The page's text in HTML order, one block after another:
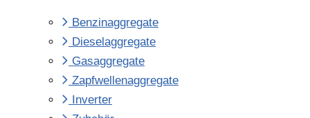
Benzinaggregate
Dieselaggregate
Gasaggregate
Zapfwellenaggregate
Inverter